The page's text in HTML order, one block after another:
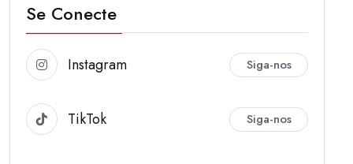
Se Conecte
Instagram Siga-nos
TikTok Siga-nos